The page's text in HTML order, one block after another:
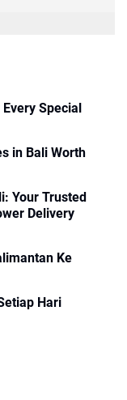
Special
in Bali Worth
Your Trusted
Delivery
Ke
Hari